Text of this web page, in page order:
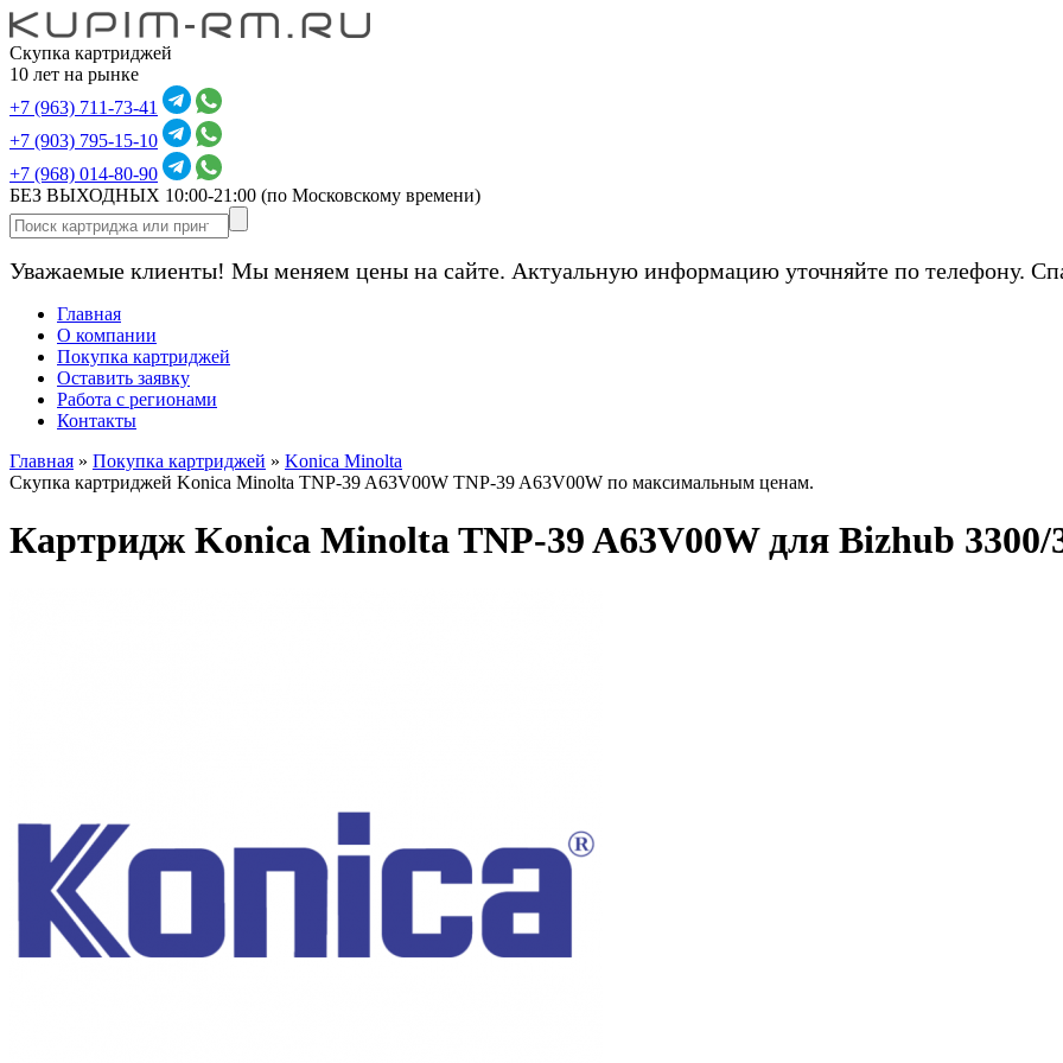
Скупка картриджей
10 лет на рынке
+7 (963) 711-73-41
+7 (903) 795-15-10
+7 (968) 014-80-90
БЕЗ ВЫХОДНЫХ 10:00-21:00 (по Московскому времени)
Уважаемые клиенты! Мы меняем цены на сайте. Актуальную информацию уточняйте по телефону.
Главная
О компании
Покупка картриджей
Оставить заявку
Работа с регионами
Контакты
Главная » Покупка картриджей » Konica Minolta
Скупка картриджей Konica Minolta TNP-39 A63V00W TNP-39 A63V00W по максимальным ценам.
Картридж Konica Minolta TNP-39 A63V00W для Bizhub 3300/